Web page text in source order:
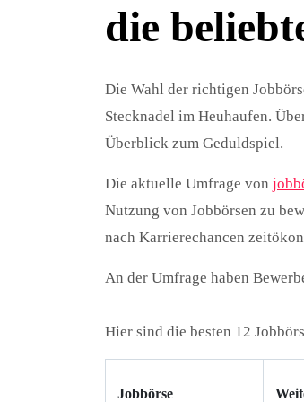
die
Die Wahl der richtigen
Stecknadel im Heuhaufen.
Überblick zum Geduldspiel.
Die aktuelle Umfrage von
Nutzung von Jobbörsen zu
nach Karrierechancen
An der Umfrage haben
Hier sind die besten 12
Jobbörse